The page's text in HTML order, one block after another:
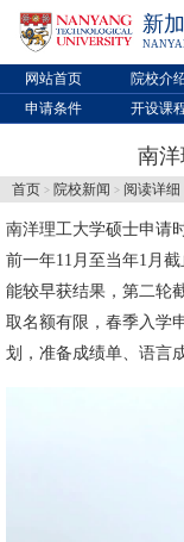
新
网站首页 院校介
申请条件
开设课
南
首页 > 院校新闻 > 阅读详细
南洋理工大学硕士申请
前一年11月至当年1月
能较早获结果，第二轮
取名额有限，春季入学
划，准备成绩单、语言